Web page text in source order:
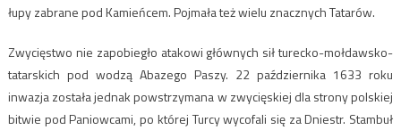
łupy zabrane pod Kamieńcem. Pojmała też wielu znacznych Tatarów.
Zwycięstwo nie zapobiegło atakowi głównych sił turecko-mołdawsko-
tatarskich pod wodzą Abazego Paszy. 22 października 1633 roku
inwazja została jednak powstrzymana w zwycięskiej dla strony polskiej
bitwie pod Paniowcami, po której Turcy wycofali się za Dniestr. Stambuł